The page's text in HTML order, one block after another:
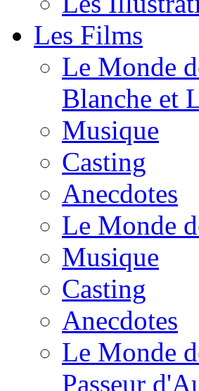
Les Films
Le Monde
Blanche et
Musique
Casting
Anecdotes
Le Monde
Musique
Casting
Anecdotes
Le Monde
Passeur